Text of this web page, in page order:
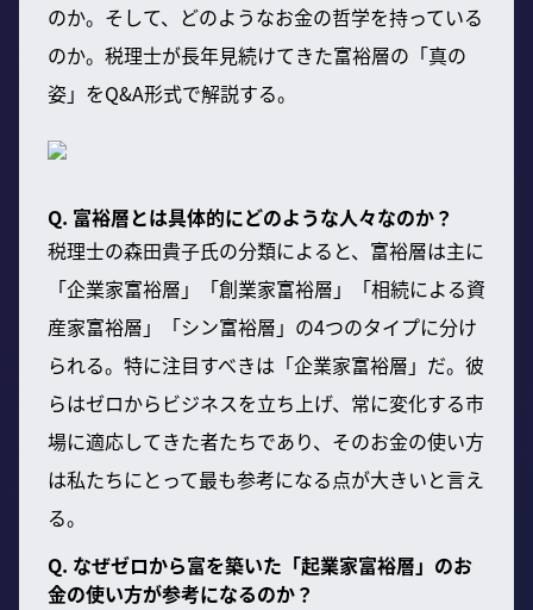
のか。そして、どのようなお金の哲学を持っている
のか。税理士が長年見続けてきた富裕層の「真の
姿」をQ&A形式で解説する。
Q. 富裕層とは具体的にどのような人々なのか？
税理士の森田貴子氏の分類によると、富裕層は主に
「企業家富裕層」「創業家富裕層」「相続による資
産家富裕層」「シン富裕層」の4つのタイプに分け
られる。特に注目すべきは「企業家富裕層」だ。彼
らはゼロからビジネスを立ち上げ、常に変化する市
場に適応してきた者たちであり、そのお金の使い方
は私たちにとって最も参考になる点が大きいと言え
る。
Q. なぜゼロから富を築いた「起業家富裕層」のお
金の使い方が参考になるのか？